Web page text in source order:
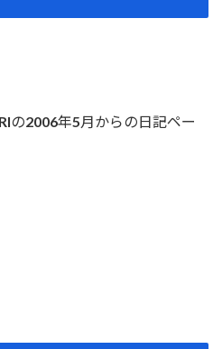
の2006年5月からの日記ペー